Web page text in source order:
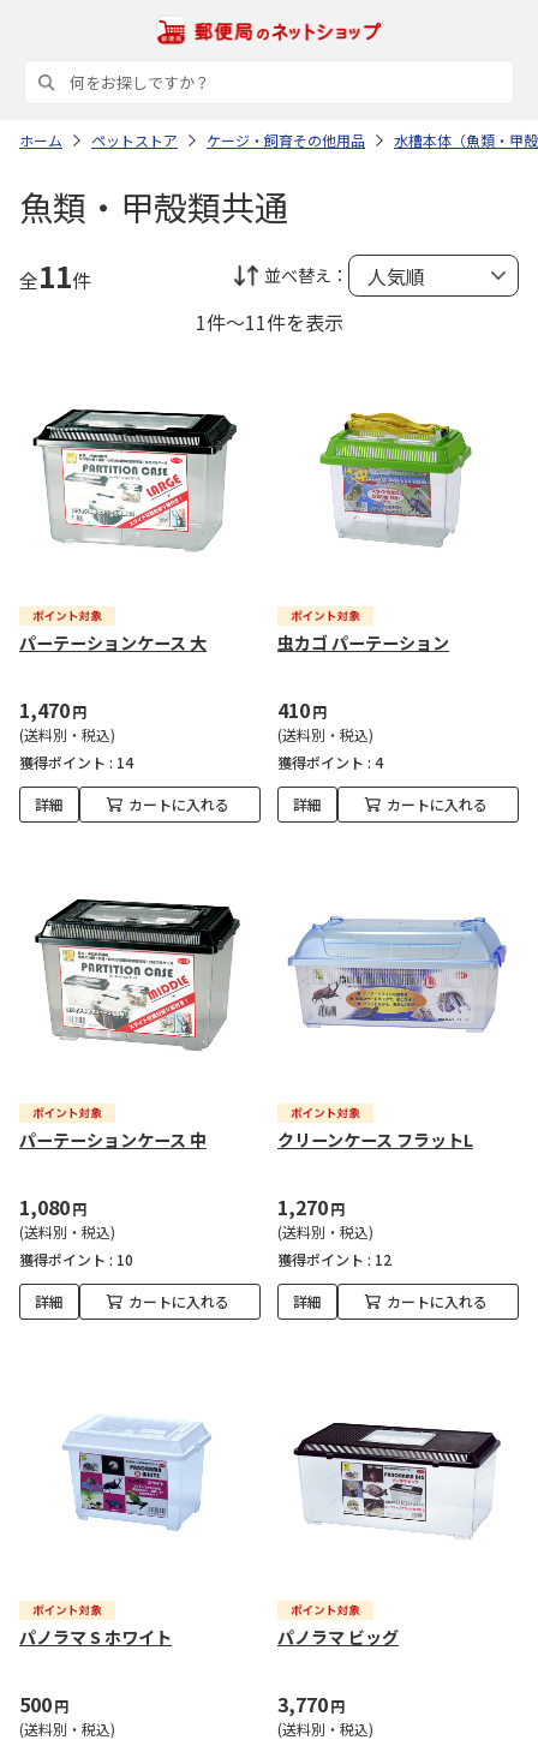
ホーム ペットストア ケージ・飼育その他用品 水槽本体（魚類・甲
魚類・甲殻類共通
全11件 並べ替え：
1件～11件を表示
パーテーションケース 大
1,470円
(送料別・税込)
獲得ポイント : 14
詳細 カートに入れる
虫カゴ パーテーション
410円
(送料別・税込)
獲得ポイント : 4
詳細 カートに入れる
パーテーションケース 中
1,080円
(送料別・税込)
獲得ポイント : 10
詳細 カートに入れる
クリーンケース フラットL
1,270円
(送料別・税込)
獲得ポイント : 12
詳細 カートに入れる
パノラマ S ホワイト
500円
(送料別・税込)
パノラマ ビッグ
3,770円
(送料別・税込)